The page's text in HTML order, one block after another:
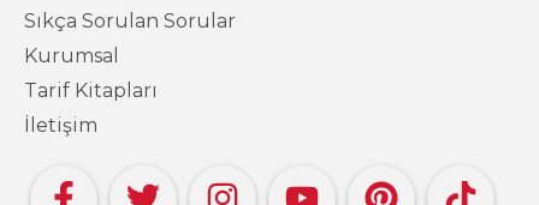
Sıkça Sorulan Sorular
Kurumsal
Tarif Kitapları
İletişim